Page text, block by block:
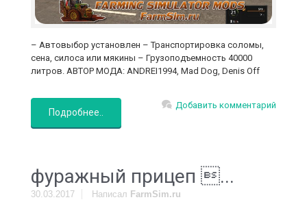
– Автовыбор установлен – Транспортировка соломы,
сена, силоса или мякины – Грузоподъемность 40000
литров. АВТОР МОДА: ANDREI1994, Mad Dog, Denis Off
Подробнее..
Добавить комментарий
фуражный прицеп ...
30.03.2017 Написал FarmSim.ru